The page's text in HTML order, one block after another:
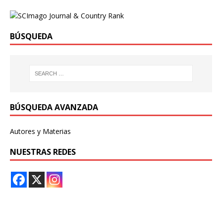
BÚSQUEDA
BÚSQUEDA AVANZADA
Autores y Materias
NUESTRAS REDES